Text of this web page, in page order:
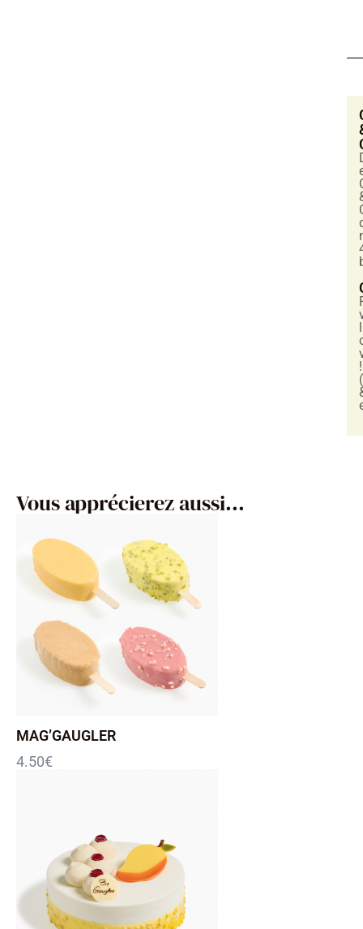
!
Vous apprécierez aussi...
MAG’GAUGLER
4.50€